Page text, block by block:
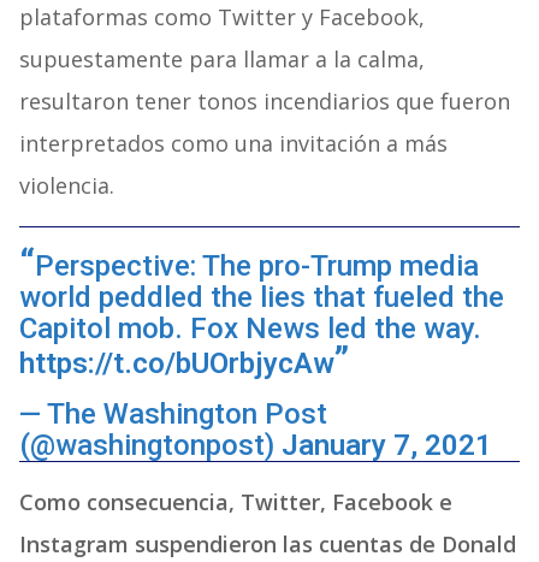
plataformas como Twitter y Facebook,
supuestamente para llamar a la calma,
resultaron tener tonos incendiarios que fueron
interpretados como una invitación a más
violencia.
Perspective: The pro-Trump media
world peddled the lies that fueled the
Capitol mob. Fox News led the way.
https://t.co/bUOrbjycAw
— The Washington Post
(@washingtonpost) January 7, 2021
Como consecuencia, Twitter, Facebook e
Instagram suspendieron las cuentas de Donald